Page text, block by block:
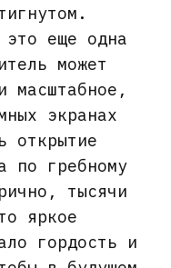
это еще одна
может
масштабное,
экранах
открытие
по гребному
тысячи
яркое
гордость и